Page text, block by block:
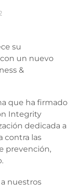
su
un nuevo
&
que ha firmado
Integrity
dedicada a
contra las
prevención,
nuestros